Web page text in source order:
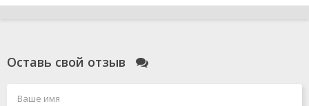
Оставь свой отзыв